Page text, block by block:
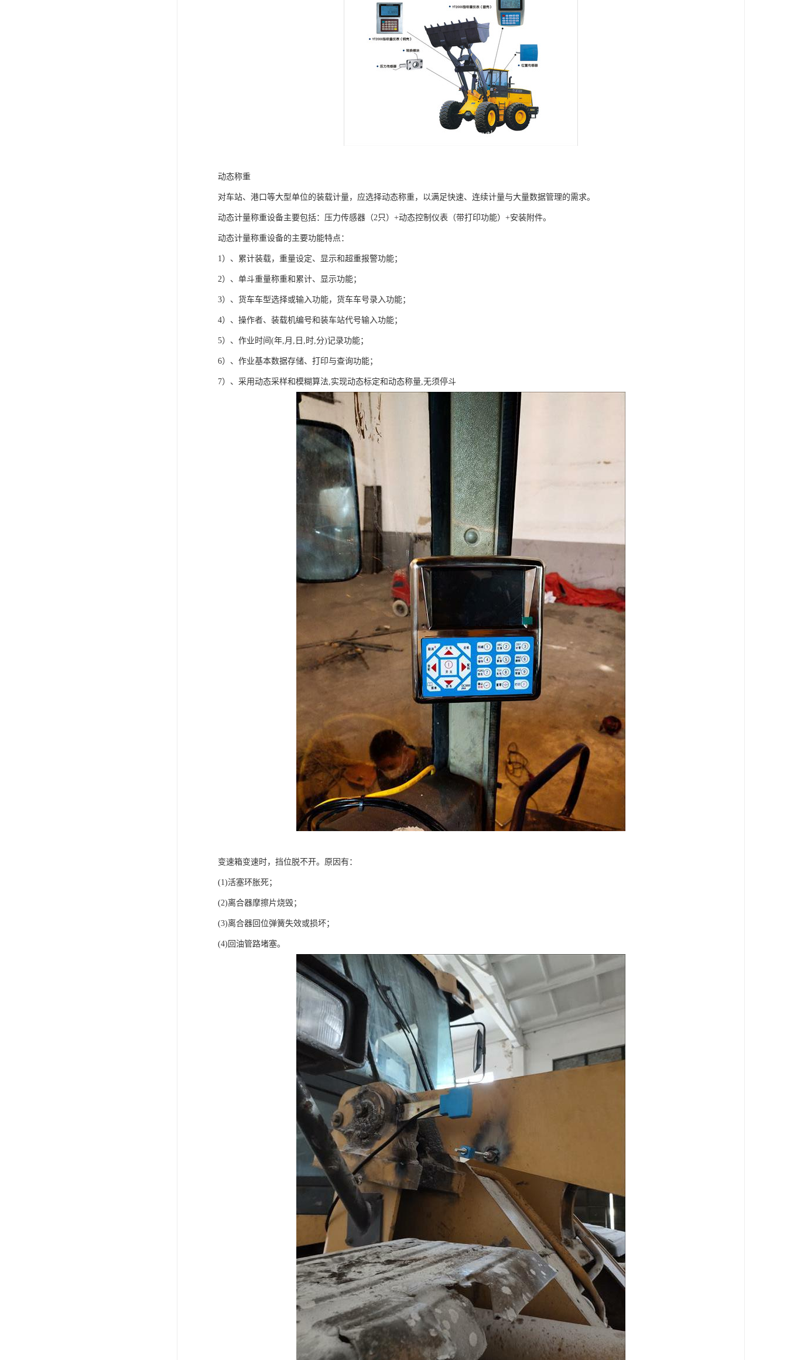
动态称重
对车站、港口等大型单位的装载计量，应选择动态称重，以满足快速、连续计量与大量数据管理的需求。
动态计量称重设备主要包括：压力传感器（2只）+动态控制仪表（带打印功能）+安装附件。
动态计量称重设备的主要功能特点：
1）、累计装载，重量设定、显示和超重报警功能；
2）、单斗重量称重和累计、显示功能；
3）、货车车型选择或输入功能，货车车号录入功能；
4）、操作者、装载机编号和装车站代号输入功能；
5）、作业时间(年,月,日,时,分)记录功能；
6）、作业基本数据存储、打印与查询功能；
7）、采用动态采样和模糊算法,实现动态标定和动态称量,无须停斗
变速箱变速时，挡位脱不开。原因有：
(1)活塞环胀死；
(2)离合器摩擦片烧毁；
(3)离合器回位弹簧失效或损坏；
(4)回油管路堵塞。